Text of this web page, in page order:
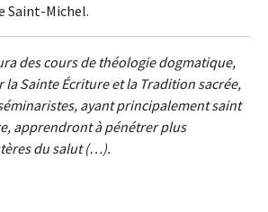
Saint-Michel.
des cours de théologie dogmatique,
Sainte Écriture et la Tradition sacrée,
ayant principalement saint
apprendront à pénétrer plus
du salut (…).